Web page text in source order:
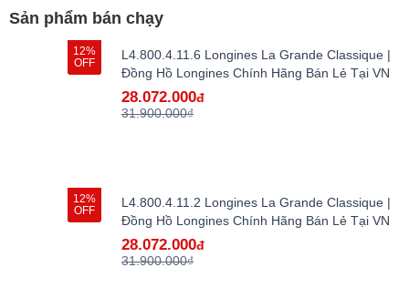
Sản phẩm bán chạy
12%
OFF
L4.800.4.11.6 Longines La Grande Classique |
Đồng Hồ Longines Chính Hãng Bán Lẻ Tại VN
28.072.000đ
31.900.000₫
12%
OFF
L4.800.4.11.2 Longines La Grande Classique |
Đồng Hồ Longines Chính Hãng Bán Lẻ Tại VN
28.072.000đ
31.900.000₫